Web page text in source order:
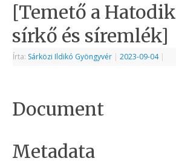
[Temető a
sírkő és síremlék]
Írta: Sárközi Ildikó Gyöngyvér | 2023-09-04 |
Document
Metadata